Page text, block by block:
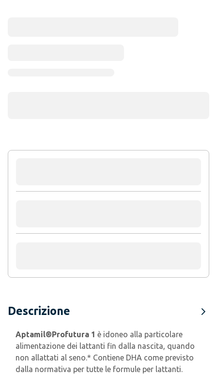
Descrizione
Aptamil®Profutura 1 è idoneo alla particolare
alimentazione dei lattanti fin dalla nascita, quando
non allattati al seno.* Contiene DHA come previsto
dalla normativa per tutte le formule per lattanti.